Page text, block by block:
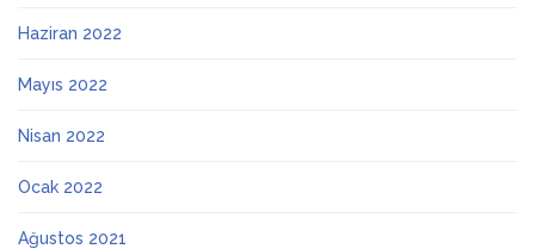
Haziran 2022
Mayıs 2022
Nisan 2022
Ocak 2022
Ağustos 2021